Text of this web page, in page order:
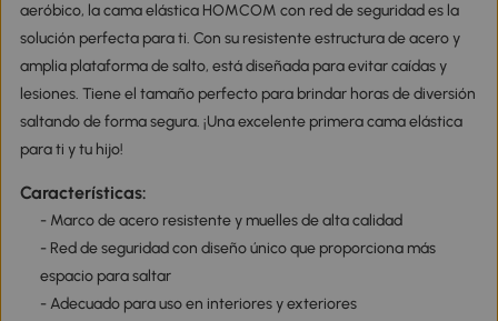
aeróbico, la cama elástica HOMCOM con red de seguridad es la
solución perfecta para ti. Con su resistente estructura de acero y
amplia plataforma de salto, está diseñada para evitar caídas y
lesiones. Tiene el tamaño perfecto para brindar horas de diversión
saltando de forma segura. ¡Una excelente primera cama elástica
para ti y tu hijo!
Características:
- Marco de acero resistente y muelles de alta calidad
- Red de seguridad con diseño único que proporciona más
espacio para saltar
- Adecuado para uso en interiores y exteriores